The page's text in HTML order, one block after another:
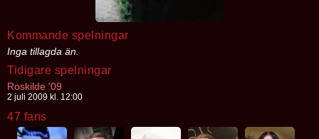
Kommande spelningar
Inga tillagda än.
Tidigare spelningar
Roskilde '09
2 juli 2009 kl. 12:00
47 fans